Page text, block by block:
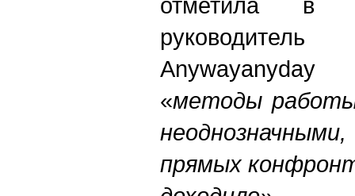
Аnywayanyday
«методы
прямых